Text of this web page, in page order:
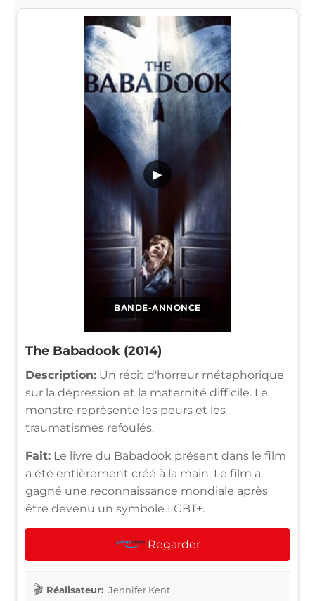
BANDE-ANNONCE
▶
The Babadook (2014)
Description: Un récit d'horreur métaphorique
sur la dépression et la maternité difficile. Le
monstre représente les peurs et les
traumatismes refoulés.
Fait: Le livre du Babadook présent dans le film
a été entièrement créé à la main. Le film a
gagné une reconnaissance mondiale après
être devenu un symbole LGBT+.
Regarder
Réalisateur: Jennifer Kent